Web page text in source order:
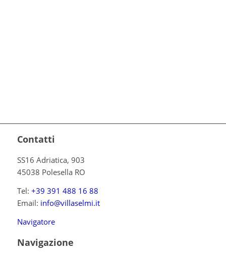
Contatti
SS16 Adriatica, 903
45038 Polesella RO
Tel: +39 391 488 16 88
Email: info@villaselmi.it
Navigatore
Navigazione